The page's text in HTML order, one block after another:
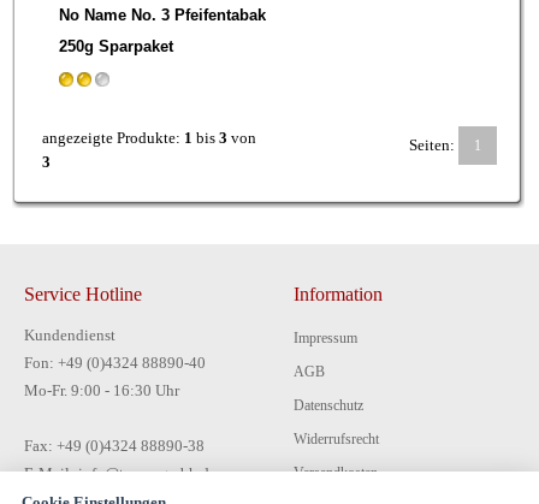
No Name No. 3 Pfeifentabak
250g Sparpaket
angezeigte Produkte: 1 bis 3 von
3
Seiten: 1
Service Hotline
Kundendienst
Fon: +49 (0)4324 88890-40
Mo-Fr. 9:00 - 16:30 Uhr
Fax: +49 (0)4324 88890-38
E-Mail: info@tecon-gmbh.de
Information
Impressum
AGB
Datenschutz
Widerrufsrecht
Versandkosten